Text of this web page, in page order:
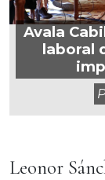
Avala
laboral
Leonor